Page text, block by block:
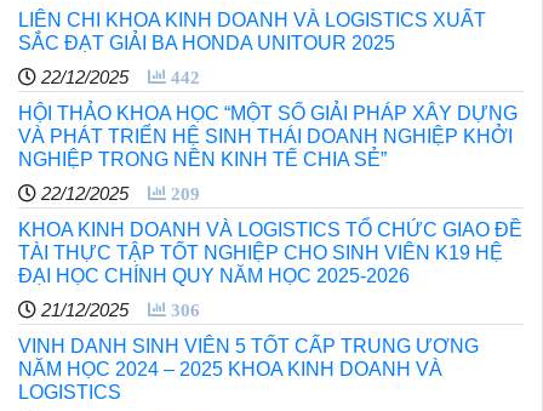
LIÊN CHI KHOA KINH DOANH VÀ LOGISTICS XUẤT
SẮC ĐẠT GIẢI BA HONDA UNITOUR 2025
22/12/2025
442
HỘI THẢO KHOA HỌC “MỘT SỐ GIẢI PHÁP XÂY DỰNG
VÀ PHÁT TRIỂN HỆ SINH THÁI DOANH NGHIỆP KHỞI
NGHIỆP TRONG NỀN KINH TẾ CHIA SẺ”
22/12/2025
209
KHOA KINH DOANH VÀ LOGISTICS TỔ CHỨC GIAO ĐỀ
TÀI THỰC TẬP TỐT NGHIỆP CHO SINH VIÊN K19 HỆ
ĐẠI HỌC CHÍNH QUY NĂM HỌC 2025-2026
21/12/2025
306
VINH DANH SINH VIÊN 5 TỐT CẤP TRUNG ƯƠNG
NĂM HỌC 2024 – 2025 KHOA KINH DOANH VÀ
LOGISTICS